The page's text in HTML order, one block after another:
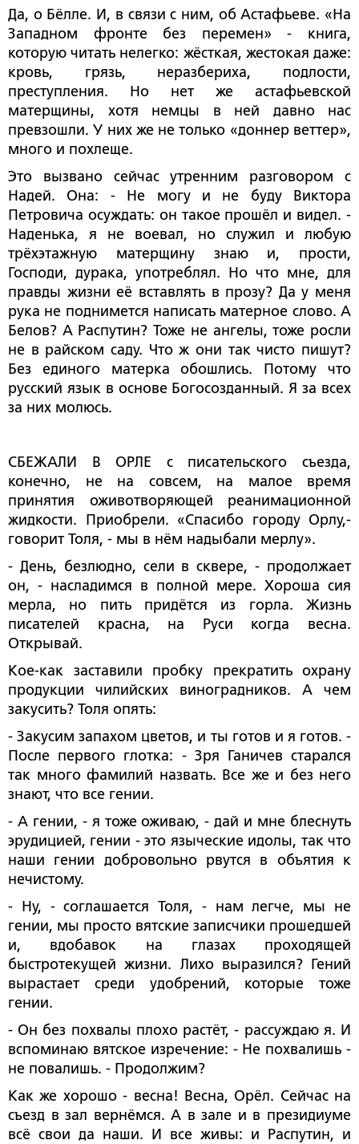
Да, о Бёлле. И, в связи с ним, об Астафьеве. «На
Западном фронте без перемен» - книга,
которую читать нелегко: жёсткая, жестокая даже:
кровь, грязь, неразбериха, подлости,
преступления. Но нет же астафьевской
матерщины, хотя немцы в ней давно нас
превзошли. У них же не только «доннер веттер»,
много и похлеще.
Это вызвано сейчас утренним разговором с
Надей. Она: - Не могу и не буду Виктора
Петровича осуждать: он такое прошёл и видел. -
Наденька, я не воевал, но служил и любую
трёхэтажную матерщину знаю и, прости,
Господи, дурака, употреблял. Но что мне, для
правды жизни её вставлять в прозу? Да у меня
рука не поднимется написать матерное слово. А
Белов? А Распутин? Тоже не ангелы, тоже росли
не в райском саду. Что ж они так чисто пишут?
Без единого матерка обошлись. Потому что
русский язык в основе Богосозданный. Я за всех
за них молюсь.
СБЕЖАЛИ В ОРЛЕ с писательского съезда,
конечно, не на совсем, на малое время
принятия оживотворяющей реанимационной
жидкости. Приобрели. «Спасибо городу Орлу,-
говорит Толя, - мы в нём надыбали мерлу».
- День, безлюдно, сели в сквере, - продолжает
он, - насладимся в полной мере. Хороша сия
мерла, но пить придётся из горла. Жизнь
писателей красна, на Руси когда весна.
Открывай.
Кое-как заставили пробку прекратить охрану
продукции чилийских виноградников. А чем
закусить? Толя опять:
- Закусим запахом цветов, и ты готов и я готов. -
После первого глотка: - Зря Ганичев старался
так много фамилий назвать. Все же и без него
знают, что все гении.
- А гении, - я тоже оживаю, - дай и мне блеснуть
эрудицией, гении - это языческие идолы, так что
наши гении добровольно рвутся в объятия к
нечистому.
- Ну, - соглашается Толя, - нам легче, мы не
гении, мы просто вятские записчики прошедшей
и, вдобавок на глазах проходящей
быстротекущей жизни. Лихо выразился? Гений
вырастает среди удобрений, которые тоже
гении.
- Он без похвалы плохо растёт, - рассуждаю я. И
вспоминаю вятское изречение: - Не похвалишь -
не повалишь. - Продолжим?
Как же хорошо - весна! Весна, Орёл. Сейчас на
съезд в зал вернёмся. А в зале и в президиуме
всё свои да наши. И все живы: и Распутин, и